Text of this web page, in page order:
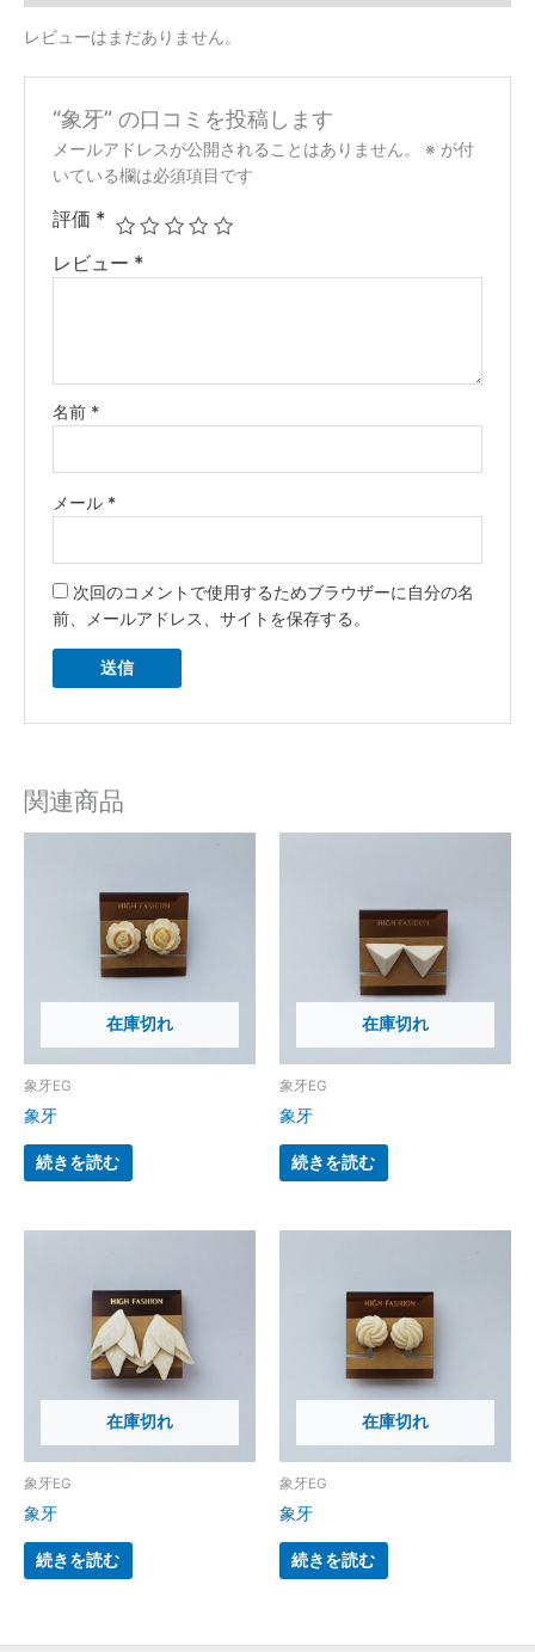
レビューはまだありません。
“象牙” の口コミを投稿します
メールアドレスが公開されることはありません。 ※ が付
いている欄は必須項目です
評価 *
レビュー *
名前 *
メール *
次回のコメントで使用するためブラウザーに自分の名
前、メールアドレス、サイトを保存する。
関連商品
在庫切れ
象牙EG
象牙
続きを読む
在庫切れ
象牙EG
象牙
続きを読む
在庫切れ
象牙EG
象牙
続きを読む
在庫切れ
象牙EG
象牙
続きを読む